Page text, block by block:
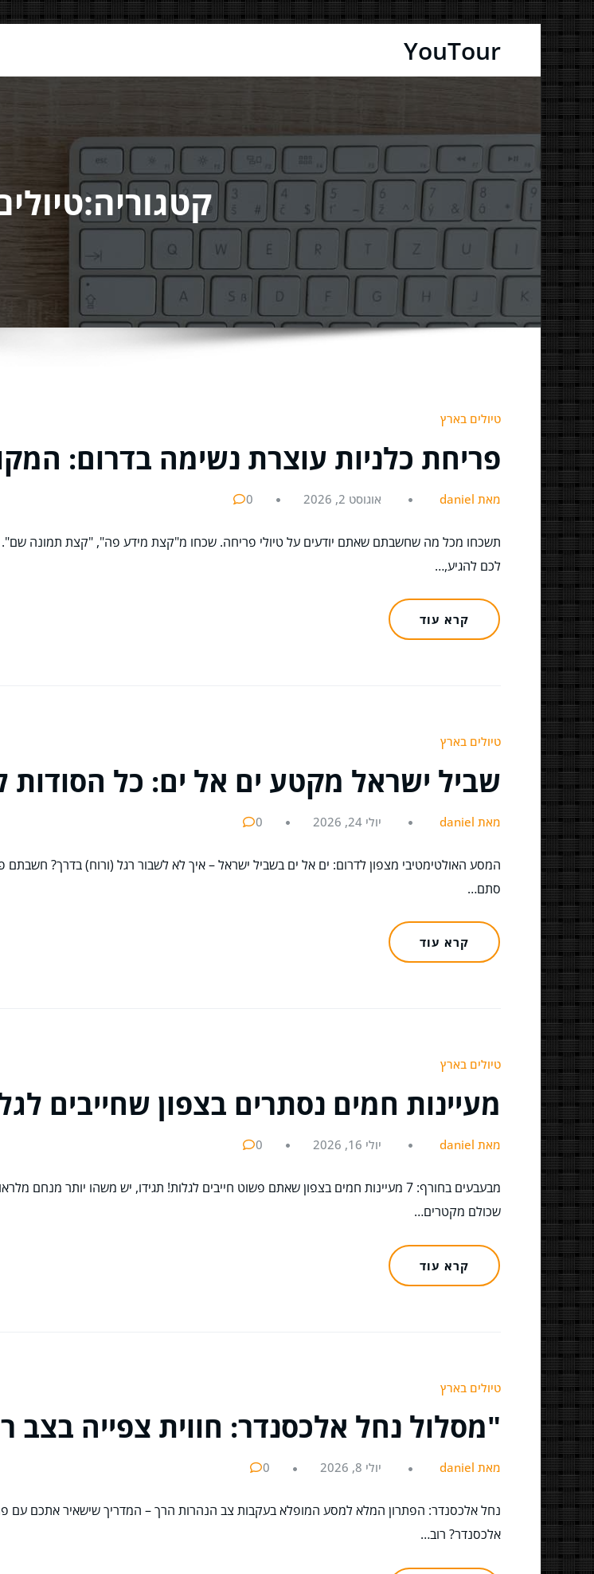
YouTour
טיולים בארץ
פריחת כלניות עוצרת נשימה בדרום:
מאת daniel אוגוסט 2, 2026 0
תשכחו מכל מה שחשבתם שאתם יודעים על טיולי פריחה. שכחו מ"קצת מידע פה", "קצת תמונה
לכם להגיע,…
קרא עוד
טיולים בארץ
שביל ישראל מקטע ים אל ים: כל הסודות
מאת daniel יולי 24, 2026 0
המסע האולטימטיבי מצפון לדרום: ים אל ים בשביל ישראל – איך לא לשבור רגל (ורוח) בדרך?
סתם…
קרא עוד
טיולים בארץ
מעיינות חמים נסתרים בצפון שחייבים
מאת daniel יולי 16, 2026 0
מבעבעים בחורף: 7 מעיינות חמים בצפון שאתם פשוט חייבים לגלות! תגידו, יש משהו
שכולם מקטרים…
קרא עוד
טיולים בארץ
"מסלול נחל אלכסנדר: חווית צפייה בצב
מאת daniel יולי 8, 2026 0
נחל אלכסנדר: הפתרון המלא למסע המופלא בעקבות צב הנהרות הרך – המדריך שישאיר אתכם עם
אלכסנדר? רוב…